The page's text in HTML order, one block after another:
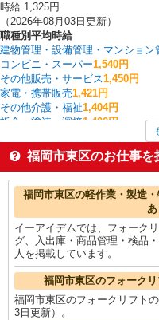
時給 1,325円
（2026年08月03日更新）
職種別平均時給
建物管理・設備管理・マンション
コンビニ・スーパー1,540円
その他販売・サービス1,450円
家電・携帯販売1,421円
その他介護・福祉1,404円
板金・塗装・溶接1,400円
金融・貿易事務1,370円
介護職・ヘルパー1,366円
看護師・保健師・看護助手・助産
福岡市東区の他の職種の平均時給
福岡市東区のお仕事を
福岡市東区の軽作業・製造
あ
イーアイデムでは、フォーク
グ、入出庫・商品管理・検品
人を掲載しています。
福岡市東区のフォーク
福岡市東区のフォークリフト
3日更新）。